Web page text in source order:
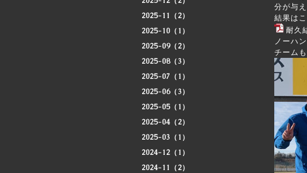
2025-11（2）
2025-10（1）
2025-09（2）
2025-08（3）
2025-07（1）
2025-06（3）
2025-05（1）
2025-04（2）
2025-03（1）
2024-12（1）
2024-11（2）
分が与
結果は
耐久
ノーハ
チーム